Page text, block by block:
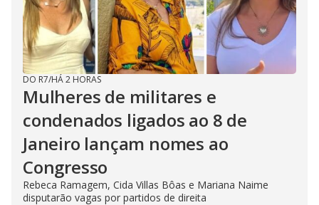
DO R7/HÁ 2 HORAS
Mulheres de militares e
condenados ligados ao 8 de
Janeiro lançam nomes ao
Congresso
Rebeca Ramagem, Cida Villas Bôas e Mariana Naime
disputarão vagas por partidos de direita